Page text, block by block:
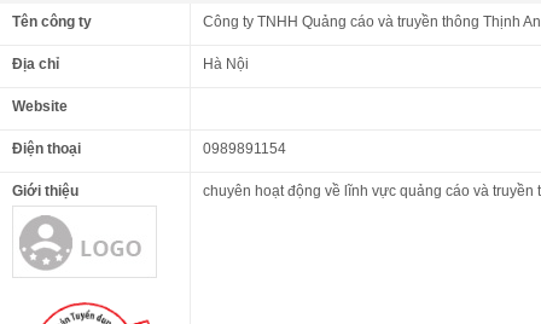
Tên công ty Công ty TNHH Quảng cáo và truyền thông Thịnh
Địa chỉ Hà Nội
Website
Điện thoại 0989891154
Giới thiệu chuyên hoạt động về lĩnh vực quảng cáo và truyền